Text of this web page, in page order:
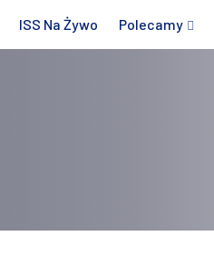
ISS Na Żywo Polecamy